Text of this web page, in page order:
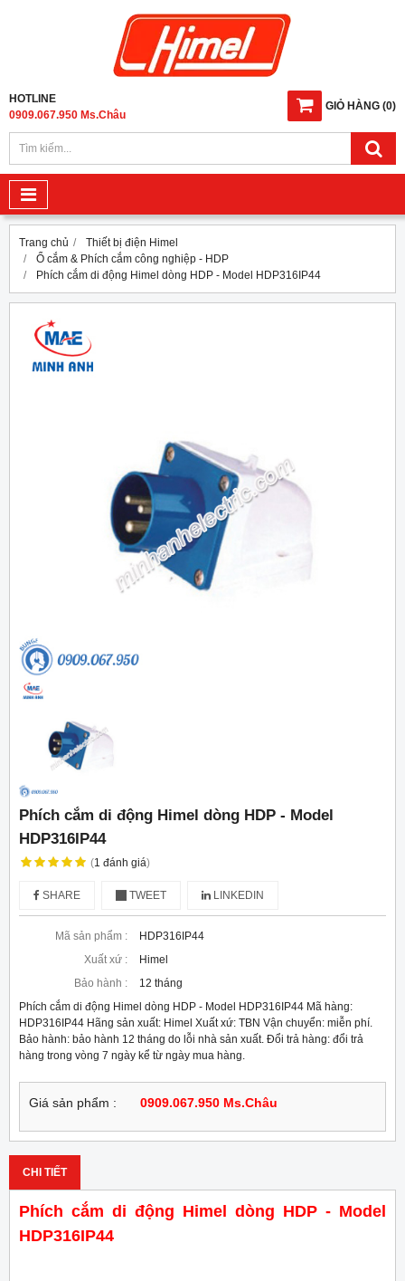
GIỎ HÀNG (0)
HOTLINE
0909.067.950 Ms.Châu
Trang chủ
Thiết bị điện Himel
Ổ cắm & Phích cắm công nghiệp - HDP
Phích cắm di động Himel dòng HDP - Model HDP316IP44
Phích cắm di động Himel dòng HDP - Model
HDP316IP44
(1 đánh giá)
SHARE TWEET LINKEDIN
Mã sản phẩm :
HDP316IP44
Xuất xứ :
Himel
Bảo hành :
12 tháng
Phích cắm di động Himel dòng HDP - Model HDP316IP44 Mã hàng:
HDP316IP44 Hãng sản xuất: Himel Xuất xứ: TBN Vận chuyển: miễn phí.
Bảo hành: bảo hành 12 tháng do lỗi nhà sản xuất. Đổi trả hàng: đổi trả
hàng trong vòng 7 ngày kể từ ngày mua hàng.
Giá sản phẩm : 0909.067.950 Ms.Châu
CHI TIẾT
Phích cắm di động Himel dòng HDP - Model
HDP316IP44